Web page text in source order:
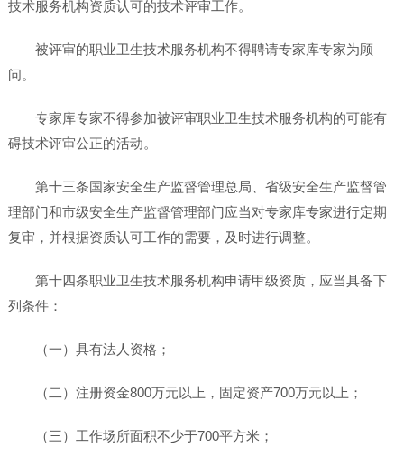
技术服务机构资质认可的技术评审工作。
被评审的职业卫生技术服务机构不得聘请专家库专家为顾
问。
专家库专家不得参加被评审职业卫生技术服务机构的可能有
碍技术评审公正的活动。
第十三条国家安全生产监督管理总局、省级安全生产监督管
理部门和市级安全生产监督管理部门应当对专家库专家进行定期
复审，并根据资质认可工作的需要，及时进行调整。
第十四条职业卫生技术服务机构申请甲级资质，应当具备下
列条件：
（一）具有法人资格；
（二）注册资金800万元以上，固定资产700万元以上；
（三）工作场所面积不少于700平方米；